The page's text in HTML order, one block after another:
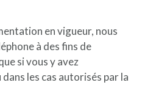
en vigueur, nous
à des fins de
si vous y avez
les cas autorisés par la